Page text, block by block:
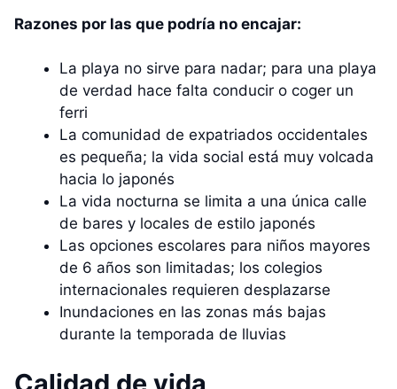
Razones por las que podría no encajar:
La playa no sirve para nadar; para una playa
de verdad hace falta conducir o coger un
ferri
La comunidad de expatriados occidentales
es pequeña; la vida social está muy volcada
hacia lo japonés
La vida nocturna se limita a una única calle
de bares y locales de estilo japonés
Las opciones escolares para niños mayores
de 6 años son limitadas; los colegios
internacionales requieren desplazarse
Inundaciones en las zonas más bajas
durante la temporada de lluvias